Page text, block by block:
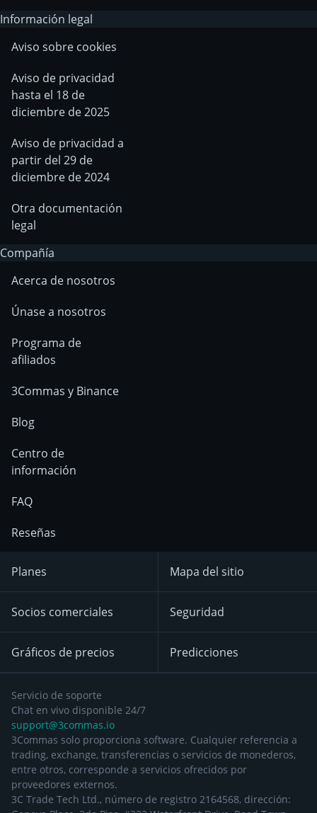
Información legal
Aviso sobre cookies
Aviso de privacidad
hasta el 18 de
diciembre de 2025
Aviso de privacidad a
partir del 29 de
diciembre de 2024
Otra documentación
legal
Compañía
Acerca de nosotros
Únase a nosotros
Programa de
afiliados
3Commas y Binance
Blog
Centro de
información
FAQ
Reseñas
Planes
Socios comerciales
Gráficos de precios
Mapa del sitio
Seguridad
Predicciones
Servicio de soporte
Chat en vivo disponible 24/7
support@3commas.io
3Commas solo proporciona software. Cualquier referencia a
trading, exchange, transferencias o servicios de monederos,
entre otros, corresponde a servicios ofrecidos por
proveedores externos.
3C Trade Tech Ltd., número de registro 2164568, dirección: